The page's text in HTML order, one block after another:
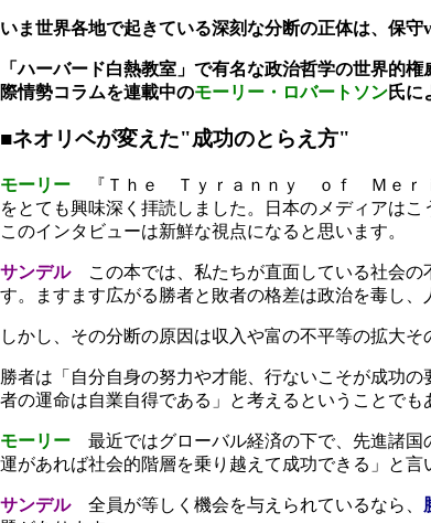
いま世界各地で起きている深刻な分断の正体は、保
「ハーバード白熱教室」で有名な政治哲学の世界的権
際情勢コラムを連載中のモーリー・ロバートソン氏に
■ネオリベが変えた"成功のとらえ方"
モーリー 『Ｔｈｅ Ｔｙｒａｎｎｙ ｏｆ Ｍｅｒ
をとても興味深く拝読しました。日本のメディアは
このインタビューは新鮮な視点になると思います。
サンデルこの本では、私たちが直面している社会の
す。ますます広がる勝者と敗者の格差は政治を毒し、
しかし、その分断の原因は収入や富の不平等の拡大そ
勝者は「自分自身の努力や才能、行ないこそが成功
者の運命は自業自得である」と考えるということでも
モーリー 最近ではグローバル経済の下で、先進諸国
運があれば社会的階層を乗り越えて成功できる」と言
サンデル全員が等しく機会を与えられているなら、